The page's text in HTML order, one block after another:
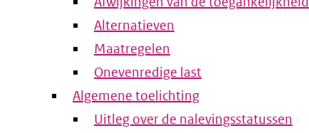
Alternatieven
Maatregelen
Onevenredige last
Algemene toelichting
Uitleg over de nalevingsstatussen